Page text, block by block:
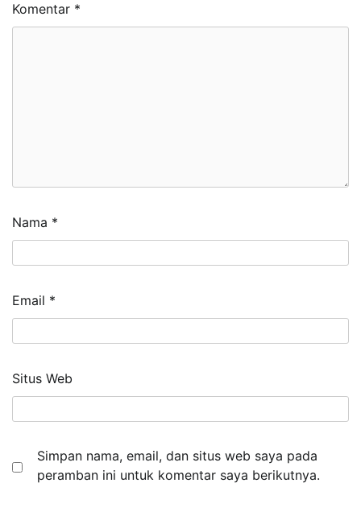
Komentar *
Nama *
Email *
Situs Web
Simpan nama, email, dan situs web saya pada
peramban ini untuk komentar saya berikutnya.